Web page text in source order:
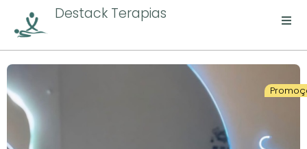
Destack Terapias